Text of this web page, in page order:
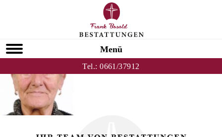
Menü
Tel.:0661/37912
HOMEPAGE